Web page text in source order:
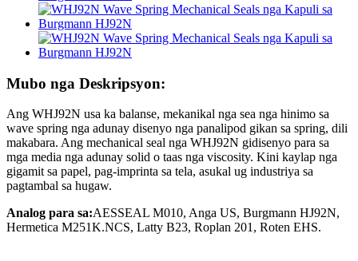
Mubo nga Deskripsyon:
Ang WHJ92N usa ka balanse, mekanikal nga sea nga hinimo sa
wave spring nga adunay disenyo nga panalipod gikan sa spring, dili
makabara. Ang mechanical seal nga WHJ92N gidisenyo para sa
mga media nga adunay solid o taas nga viscosity. Kini kaylap nga
gigamit sa papel, pag-imprinta sa tela, asukal ug industriya sa
pagtambal sa hugaw.
Analog para sa:AESSEAL M010, Anga US, Burgmann HJ92N,
Hermetica M251K.NCS, Latty B23, Roplan 201, Roten EHS.